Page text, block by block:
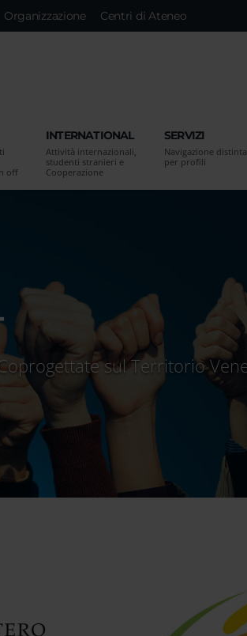
Organizzazione Centri di Ateneo
off
INTERNATIONAL
Attività internazionali,
studenti stranieri e
Cooperazione
SERVIZI
Navigazione distinta
per profili
sul Territorio